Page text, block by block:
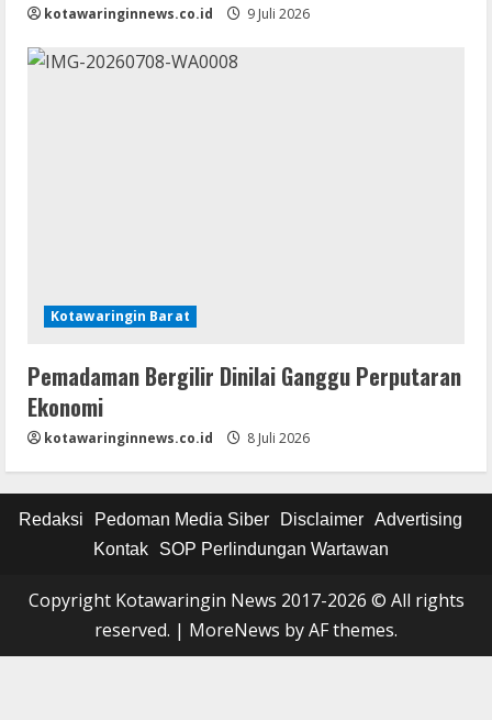
kotawaringinnews.co.id 9 Juli 2026
Kotawaringin Barat
Pemadaman Bergilir Dinilai Ganggu Perputaran
Ekonomi
kotawaringinnews.co.id 8 Juli 2026
Redaksi Pedoman Media Siber Disclaimer Advertising
Kontak
SOP Perlindungan Wartawan
Copyright Kotawaringin News 2017-2026 © All rights
reserved. | MoreNews by AF themes.